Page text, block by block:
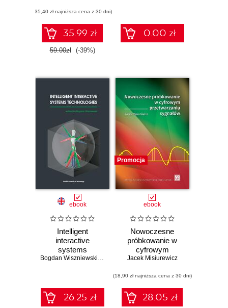
(35,40 zł najniższa cena z 30 dni)
35.99 zł
59.00zł (-39%)
0.00 zł
ebook
Intelligent
interactive
systems
technologies
Bogdan Wiszniewski (red.) Wioleta Szwoch,Mariusz Szwoch
26.25 zł
Promocja
ebook
Nowoczesne
próbkowanie w
cyfrowym
przetwarzaniu
Jacek Misiurewicz
(18,90 zł najniższa cena z 30 dni)
28.05 zł